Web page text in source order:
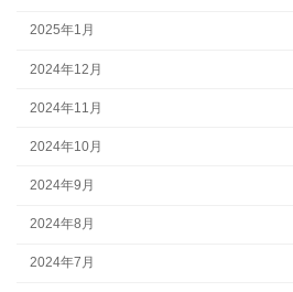
2025年1月
2024年12月
2024年11月
2024年10月
2024年9月
2024年8月
2024年7月